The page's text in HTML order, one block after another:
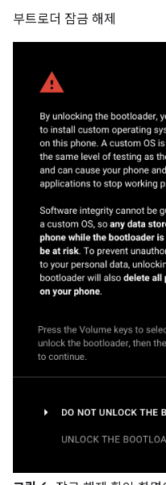
부트로더 잠금 해제